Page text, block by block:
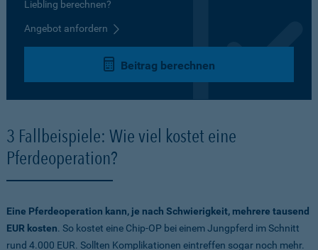
Liebling berechnen?
Angebot anfordern
Beitrag berechnen
3 Fallbeispiele: Wie viel kostet eine
Pferdeoperation?
Eine Pferdeoperation kann, je nach Schwierigkeit, mehrere tausend
EUR kosten. So kostet eine Chip-OP bei einem Jungpferd im Schnitt
rund 4.000 EUR. Sollten Komplikationen eintreffen sogar noch mehr.